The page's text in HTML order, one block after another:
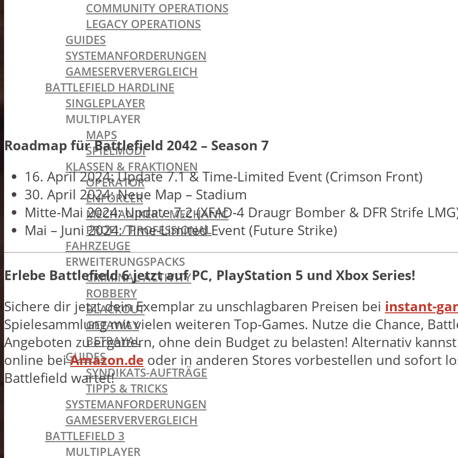
COMMUNITY OPERATIONS
LEGACY OPERATIONS
GUIDES
SYSTEMANFORDERUNGEN
GAMESERVERVERGLEICH
BATTLEFIELD HARDLINE
SINGLEPLAYER
MULTIPLAYER
MAPS
SPIELMODI
KLASSEN & FRAKTIONEN
OPERATOR
ENFORCER
MECHANIKER / MECHANIC
PROFI / PROFESSIONAL
FAHRZEUGE
ERWEITERUNGSPACKS
CRIMINAL ACTIVITY
ROBBERY
BLACKOUT
GETAWAY
BETRAYAL
GUIDES
SYNDIKATS-AUFTRÄGE
TIPPS & TRICKS
SYSTEMANFORDERUNGEN
GAMESERVERVERGLEICH
BATTLEFIELD 3
MULTIPLAYER
Roadmap für Battlefield 2042 – Season 7
16. April 2024: Update 7.1 & Time-Limited Event (Crimson Front)
30. April 2024: Neue Map – Stadium
Mitte-Mai 2024: Update 7.2 (XFAD-4 Draugr Bomber & DFR Strife
Mai – Juni 2024: Time-Limited Event (Future Strike)
Erlebe Battlefield 6 jetzt auf PC, PlayStation 5 und Xbox Series!
Sichere dir jetzt dein Exemplar zu unschlagbaren Preisen bei instant-
Spielesammlung mit vielen weiteren Top-Games. Nutze die Chance,
Angeboten zu ergattern, ohne dein Budget zu belasten! Alternativ
online beiAmazon.de oder in anderen Stores vorbestellen und sofort
Battlefield wartet!